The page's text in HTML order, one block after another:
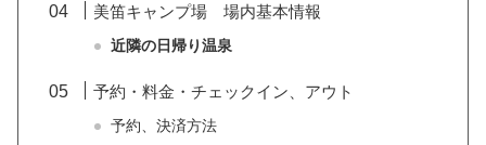
美笛キャンプ場 場内基本情報
近隣の日帰り温泉
予約・料金・チェックイン、アウト
予約、決済方法